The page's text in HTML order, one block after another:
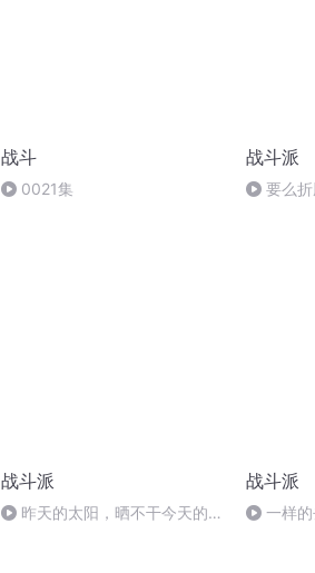
战斗
0021集
战斗派
要么
战斗派
昨天的太阳，晒不干今天的衣
战斗派
一样